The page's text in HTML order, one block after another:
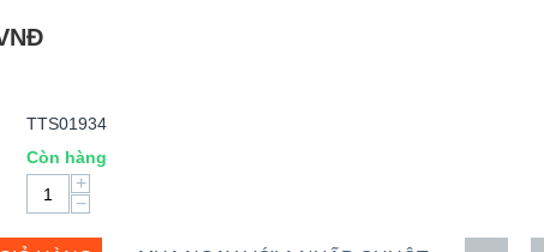
TTS01934
Còn hàng
+
−